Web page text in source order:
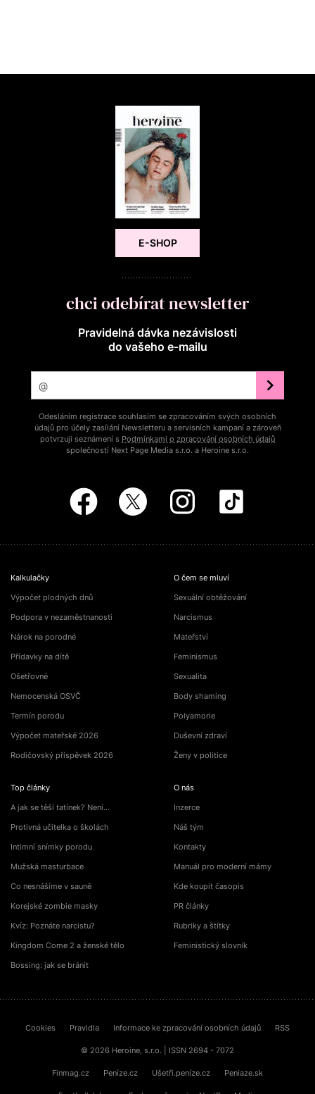
E-SHOP
chci odebírat newsletter
Pravidelná dávka nezávislosti
do vašeho e‑mailu
Odesláním registrace souhlasím se zpracováním svých osobních
údajů pro účely zasílání Newsletteru a servisních kampaní a zároveň
potvrzuji seznámení s Podmínkami o zpracování osobních údajů
společností Next Page Media s.r.o. a Heroine s.r.o.
Kalkulačky
Výpočet plodných dnů
Podpora v nezaměstnanosti
Nárok na porodné
Přídavky na dítě
Ošetřovné
Nemocenská OSVČ
Termín porodu
Výpočet mateřské 2026
Rodičovský příspěvek 2026
Top články
A jak se těší tatínek? Není…
Protivná učitelka o školách
Intimní snímky porodu
Mužská masturbace
Co nesnášíme v sauně
Korejské zombie masky
Kvíz: Poznáte narcistu?
Kingdom Come 2 a ženské tělo
Bossing: jak se bránit
O čem se mluví
Sexuální obtěžování
Narcismus
Mateřství
Feminismus
Sexualita
Body shaming
Polyamorie
Duševní zdraví
Ženy v politice
O nás
Inzerce
Náš tým
Kontakty
Manuál pro moderní mámy
Kde koupit časopis
PR články
Rubriky a štítky
Feministický slovník
Cookies Pravidla Informace ke zpracování osobních údajů RSS
© 2026 Heroine, s.r.o. | ISSN 2694 - 7072
Finmag.cz Peníze.cz Ušetři.peníze.cz Peniaze.sk